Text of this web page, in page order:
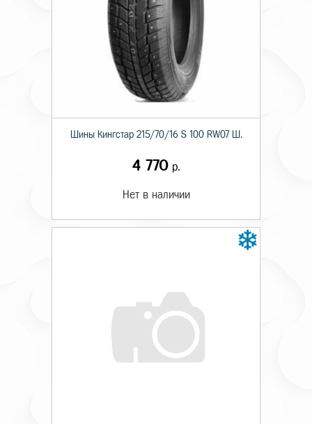
Шины Кингстар 215/70/16 S 100 RW07 Ш.
4 770р.
Нет в наличии